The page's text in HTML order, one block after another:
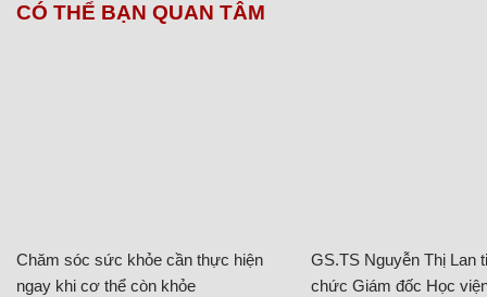
CÓ THỂ BẠN QUAN TÂM
Chăm sóc sức khỏe cần thực hiện
ngay khi cơ thể còn khỏe
GS.TS Nguyễn Thị Lan
chức Giám đốc Học